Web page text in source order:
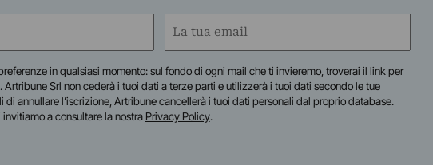
Email
in qualsiasi momento: sul fondo di ogni mail che ti invieremo, troverai il link per
Artribune Srl non cederà i tuoi dati a terze parti e utilizzerà i tuoi dati secondo le tue
di annullare l’iscrizione, Artribune cancellerà i tuoi dati personali dal proprio database.
a consultare la nostra Privacy Policy.